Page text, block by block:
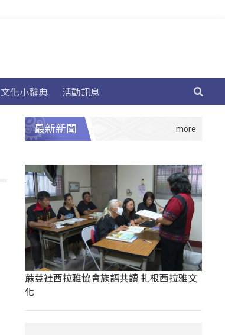
文化小辭典 活動訊息
最新新聞
蔴荳社西拉雅協會族語共讀 扎根西拉雅文
化